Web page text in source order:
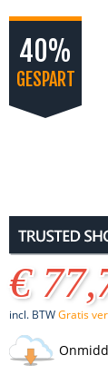
40%
GESPART
€
incl. BTWGratis